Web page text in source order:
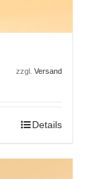
zzgl. Versand
Details